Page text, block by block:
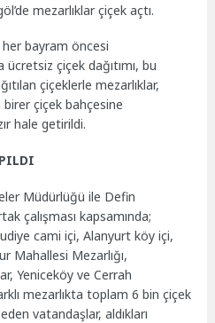
mezarlıklar çiçek açtı.
bayram öncesi
çiçek dağıtımı, bu
çiçeklerle mezarlıklar,
çiçek bahçesine
hale getirildi.
Müdürlüğü ile Defin
çalışması kapsamında;
cami içi, Alanyurt köy içi,
Mahallesi Mezarlığı,
Yeniceköy ve Cerrah
mezarlıkta toplam 6 bin çiçek
vatandaşlar, aldıkları